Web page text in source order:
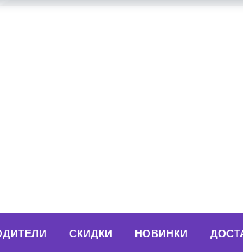
СКИДКИ НОВИНКИ